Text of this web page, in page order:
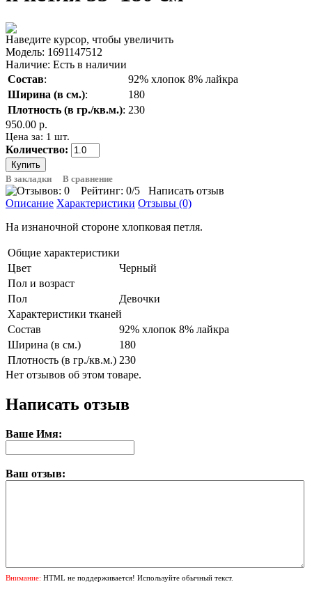
Наведите курсор, чтобы увеличить
Модель: 1691147512
Наличие: Есть в наличии
Состав:
92% хлопок 8% лайкра
Ширина (в см.):
180
Плотность (в гр./кв.м.): 230
950.00 р.
Цена за: 1 шт.
Количество:
В закладки В сравнение
Рейтинг: 0/5
Написать отзыв
Описание Характеристики Отзывы (0)
На изнаночной стороне хлопковая петля.
Общие характеристики
Цвет
Черный
Пол и возраст
Пол
Девочки
Характеристики тканей
Состав
92% хлопок 8% лайкра
Ширина (в см.)
180
Плотность (в гр./кв.м.) 230
Нет отзывов об этом товаре.
Написать отзыв
Ваше Имя:
Ваш отзыв:
Внимание: HTML не поддерживается! Используйте обычный текст.